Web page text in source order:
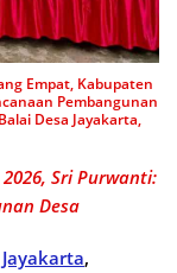
Empat, Kabupaten
Pembangunan
Desa Jayakarta,
Sri Purwanti:
Desa
,